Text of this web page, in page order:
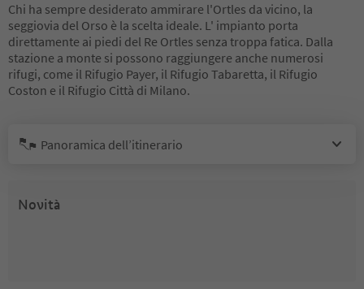
Chi ha sempre desiderato ammirare l'Ortles da vicino, la
seggiovia del Orso è la scelta ideale. L' impianto porta
direttamente ai piedi del Re Ortles senza troppa fatica. Dalla
stazione a monte si possono raggiungere anche numerosi
rifugi, come il Rifugio Payer, il Rifugio Tabaretta, il Rifugio
Coston e il Rifugio Città di Milano.
Panoramica dell’itinerario
Novità